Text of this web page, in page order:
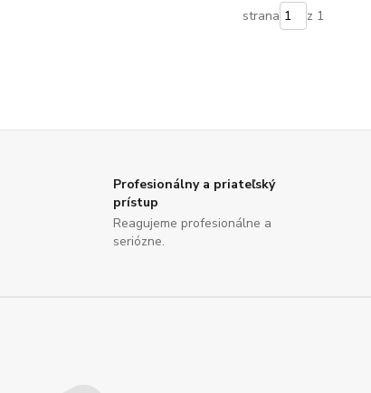
strana z 1
Profesionálny a priateľský
prístup
Reagujeme profesionálne a
seriózne.